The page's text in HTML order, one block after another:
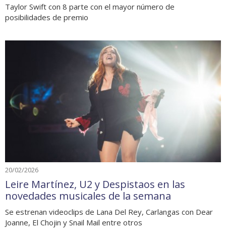
Taylor Swift con 8 parte con el mayor número de
posibilidades de premio
20/02/2026
Leire Martínez, U2 y Despistaos en las
novedades musicales de la semana
Se estrenan videoclips de Lana Del Rey, Carlangas con Dear
Joanne, El Chojin y Snail Mail entre otros